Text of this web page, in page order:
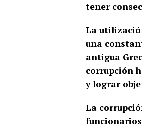
tener
La
una
antigua
corrupción
y lograr
La